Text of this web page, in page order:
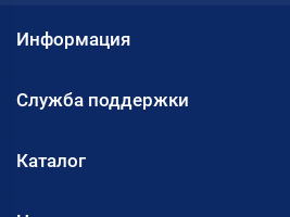
Информация
Служба поддержки
Каталог